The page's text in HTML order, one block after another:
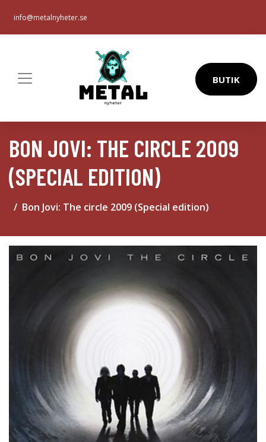
info@metalnyheter.se
BUTIK
BON JOVI: THE CIRCLE 2009
(SPECIAL EDITION)
Bon Jovi: The circle 2009 (Special edition)